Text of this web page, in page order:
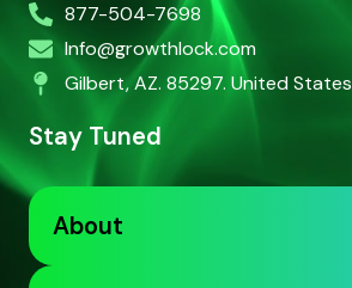
877-504-7698
Info@growthlock.com
Gilbert, AZ. 85297. United States
Stay Tuned
About